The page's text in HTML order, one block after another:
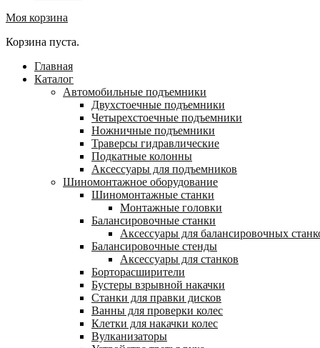
Моя корзина
Корзина пуста.
Главная
Каталог
Автомобильные подъемники
Двухстоечные подъемники
Четырехстоечные подъемники
Ножничные подъемники
Траверсы гидравлические
Подкатные колонны
Аксессуары для подъемников
Шиномонтажное оборудование
Шиномонтажные станки
Монтажные головки
Балансировочные станки
Аксессуары для балансировочных
Балансировочные стенды
Аксессуары для станков
Борторасширители
Бустеры взрывной накачки
Станки для правки дисков
Ванны для проверки колес
Клетки для накачки колес
Вулканизаторы